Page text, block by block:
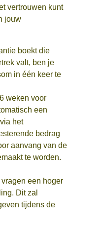
vertrouwen kunt
jouw
boekt die
valt, ben je
in één keer te
weken voor
een
het
bedrag
aanvang van de
te worden.
een hoger
Dit zal
tijdens de